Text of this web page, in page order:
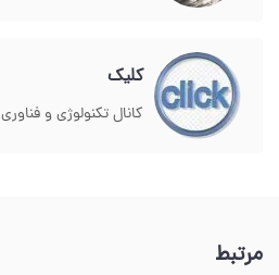
کلیک
کانال تکنولوژی و فناوری
مرتبط